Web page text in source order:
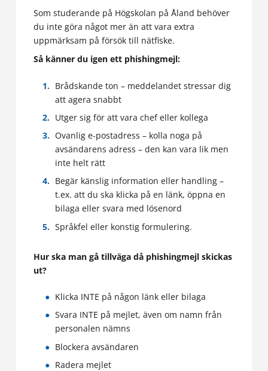
Som studerande på Högskolan på Åland behöver
du inte göra något mer än att vara extra
uppmärksam på försök till nätfiske.
Så känner du igen ett phishingmejl:
Brådskande ton – meddelandet stressar dig
att agera snabbt
Utger sig för att vara chef eller kollega
Ovanlig e-postadress – kolla noga på
avsändarens adress – den kan vara lik men
inte helt rätt
Begär känslig information eller handling –
t.ex. att du ska klicka på en länk, öppna en
bilaga eller svara med lösenord
Språkfel eller konstig formulering.
Hur ska man gå tillväga då phishingmejl skickas
ut?
Klicka INTE på någon länk eller bilaga
Svara INTE på mejlet, även om namn från
personalen nämns
Blockera avsändaren
Radera mejlet